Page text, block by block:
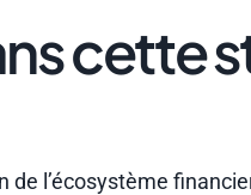
cette
l’écosystème